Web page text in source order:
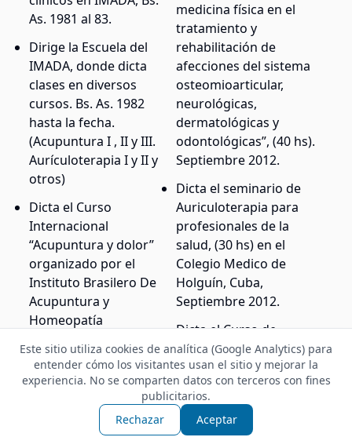
As. 1981 al 83.
Dirige la Escuela del
IMADA, donde dicta
clases en diversos
cursos. Bs. As. 1982
hasta la fecha.
(Acupuntura I , II y III.
Aurículoterapia I y II y
otros)
Dicta el Curso
Internacional
“Acupuntura y dolor”
organizado por el
Instituto Brasilero De
Acupuntura y
Homeopatía
8 horas. San Pablo,
Brasil. Noviembre, 1989.
Conferencia: “Analgesia
por Acupuntura, sus
medicina física en el
tratamiento y
rehabilitación de
afecciones del sistema
osteomioarticular,
neurológicas,
dermatológicas y
odontológicas”, (40 hs).
Septiembre 2012.
Dicta el seminario de
Auriculoterapia para
profesionales de la
salud, (30 hs) en el
Colegio Medico de
Holguín, Cuba,
Septiembre 2012.
Dicta el Curso de
Auriculoterapia
Avanzado (16 horas). 24
y 25 noviembre 2012.
Santiago de Chile.
Organiza Chiletic.
Este sitio utiliza cookies de analítica (Google Analytics) para
entender cómo los visitantes usan el sitio y mejorar la
experiencia. No se comparten datos con terceros con fines
publicitarios.
Rechazar
Aceptar